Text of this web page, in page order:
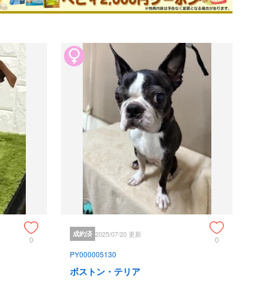
リーダー
このブリーダーの詳細
にも出させて頂いています。またメデ
ィーチャンピオン
問い合わせ下さい。
めお問い合わせができません。
0
成約済 2025/07/20 更新
0
PY000005130
ボストン・テリア